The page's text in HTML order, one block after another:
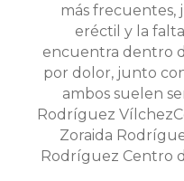
más frecuentes,
eréctil y la
encuentra dentro
por dolor, junto
ambos suelen
Rodríguez
Zoraida
Rodríguez Centro